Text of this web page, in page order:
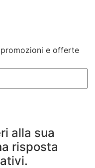
e offerte
alla sua
risposta